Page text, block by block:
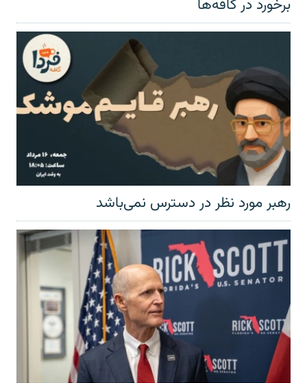
برخورد در کافه‌ها
رهبر مورد نظر در دسترس نمی‌باشد